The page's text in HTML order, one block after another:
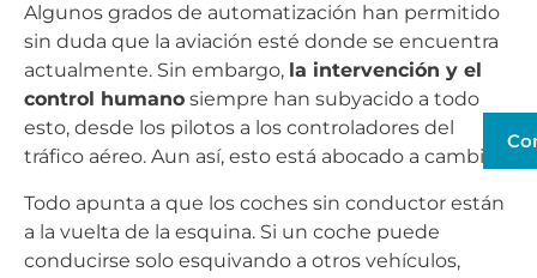
Algunos grados de automatización han permitido
sin duda que la aviación esté donde se encuentra
actualmente. Sin embargo, la intervención y el
control humano siempre han subyacido a todo
esto, desde los pilotos a los controladores del
tráfico aéreo. Aun así, esto está abocado a cambiar.
Todo apunta a que los coches sin conductor están
a la vuelta de la esquina. Si un coche puede
conducirse solo esquivando a otros vehículos,